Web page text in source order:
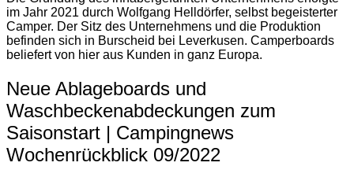
im Jahr 2021 durch Wolfgang Helldörfer, selbst begeisterter
Camper. Der Sitz des Unternehmens und die Produktion
befinden sich in Burscheid bei Leverkusen. Camperboards
beliefert von hier aus Kunden in ganz Europa.
Neue Ablageboards und
Waschbeckenabdeckungen zum
Saisonstart | Campingnews
Wochenrückblick 09/2022